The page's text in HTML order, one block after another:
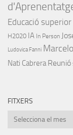
Educació superior
H2020 IA In Person
Ludovica Fanni
Nati Cabrera Reunió
FITXERS
Fitxers